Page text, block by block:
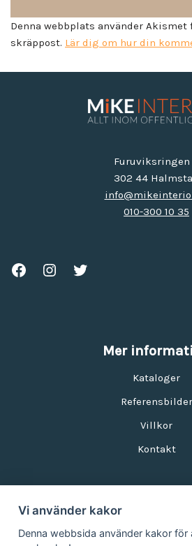
Denna webbplats använder
skräppost. Lär dig om hur din
Furuviksringen
302 44
010-300 10 35
Mer
Kataloger
Referensbilder
Villkor
Kontakt
Vi använder kakor
Denna webbsida använder kakor